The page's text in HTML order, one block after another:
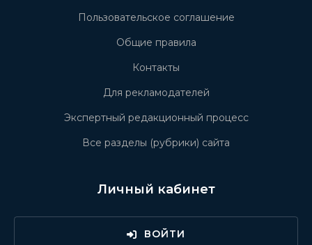
Пользовательское соглашение
Общие правила
Контакты
Для рекламодателей
Экспертный редакционный процесс
Все разделы (рубрики) сайта
Личный кабинет
ВОЙТИ